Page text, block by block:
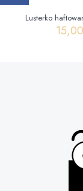
Lusterko
15,00